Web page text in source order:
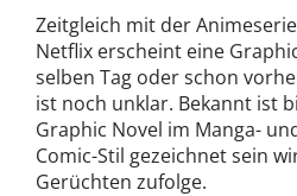
Zeitgleich mit der
Netflix erscheint eine
selben Tag oder schon
ist noch unklar. Bekannt ist
Graphic Novel im Manga-
Comic-Stil gezeichnet sein
Gerüchten zufolge.